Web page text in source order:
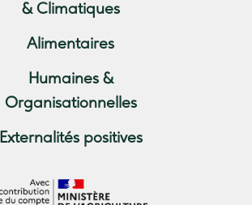
& Climatiques
Alimentaires
Humaines &
Organisationnelles
Externalités positives